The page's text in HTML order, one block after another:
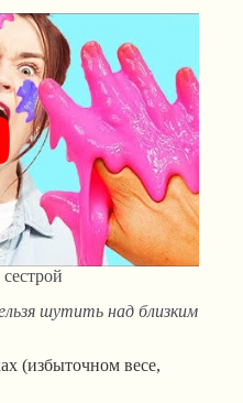
шутить над близким
(избыточном весе,